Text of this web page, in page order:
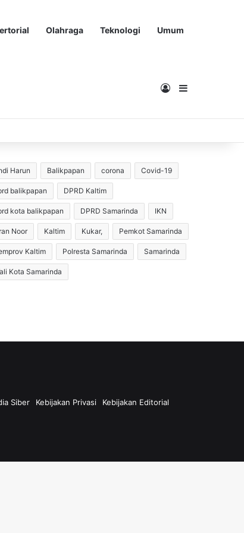
Olahraga Teknologi Umum
Masuk
Harun Balikpapan corona Covid-19
balikpapan DPRD Kaltim
kota balikpapan DPRD Samarinda IKN
Noor Kaltim Kukar, Pemkot Samarinda
Kaltim Polresta Samarinda Samarinda
Kota Samarinda
Siber Kebijakan Privasi
Kebijakan Editorial